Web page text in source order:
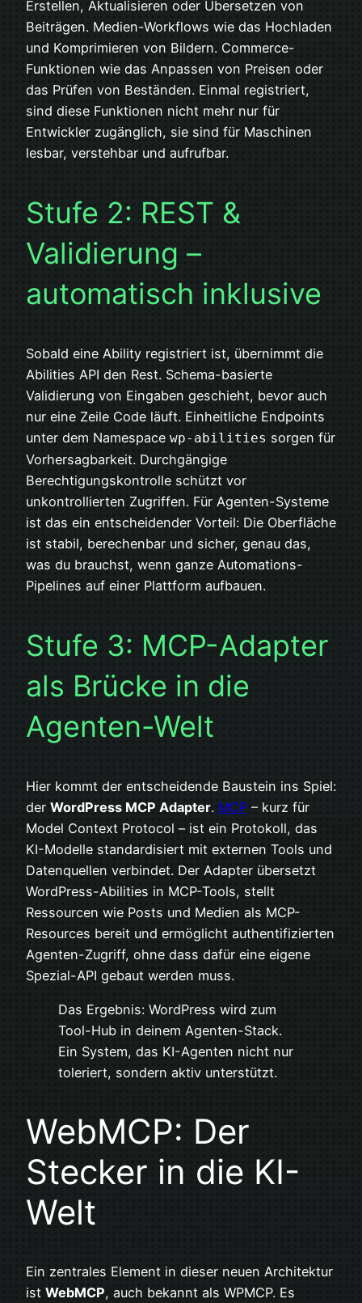
Erstellen, Aktualisieren oder Übersetzen von
Beiträgen. Medien-Workflows wie das Hochladen
und Komprimieren von Bildern. Commerce-
Funktionen wie das Anpassen von Preisen oder
das Prüfen von Beständen. Einmal registriert,
sind diese Funktionen nicht mehr nur für
Entwickler zugänglich, sie sind für Maschinen
lesbar, verstehbar und aufrufbar.
Stufe 2: REST &
Validierung –
automatisch inklusive
Sobald eine Ability registriert ist, übernimmt die
Abilities API den Rest. Schema-basierte
Validierung von Eingaben geschieht, bevor auch
nur eine Zeile Code läuft. Einheitliche Endpoints
unter dem Namespace wp-abilities sorgen für
Vorhersagbarkeit. Durchgängige
Berechtigungskontrolle schützt vor
unkontrollierten Zugriffen. Für Agenten-Systeme
ist das ein entscheidender Vorteil: Die Oberfläche
ist stabil, berechenbar und sicher, genau das,
was du brauchst, wenn ganze Automations-
Pipelines auf einer Plattform aufbauen.
Stufe 3: MCP-Adapter
als Brücke in die
Agenten-Welt
Hier kommt der entscheidende Baustein ins Spiel:
der WordPress MCP Adapter. MCP – kurz für
Model Context Protocol – ist ein Protokoll, das
KI-Modelle standardisiert mit externen Tools und
Datenquellen verbindet. Der Adapter übersetzt
WordPress-Abilities in MCP-Tools, stellt
Ressourcen wie Posts und Medien als MCP-
Resources bereit und ermöglicht authentifizierten
Agenten-Zugriff, ohne dass dafür eine eigene
Spezial-API gebaut werden muss.
Das Ergebnis: WordPress wird zum
Tool-Hub in deinem Agenten-Stack.
Ein System, das KI-Agenten nicht nur
toleriert, sondern aktiv unterstützt.
WebMCP: Der
Stecker in die KI-
Welt
Ein zentrales Element in dieser neuen Architektur
ist WebMCP, auch bekannt als WPMCP. Es